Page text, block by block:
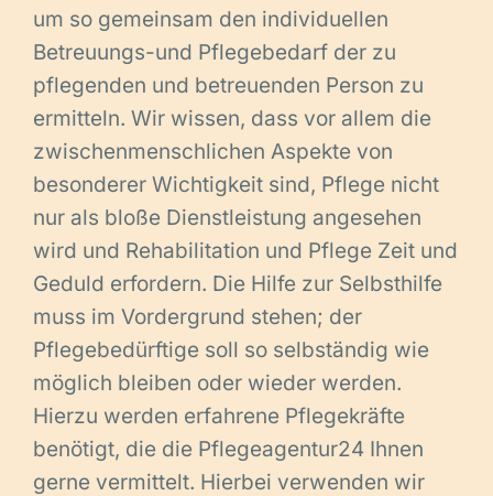
um so gemeinsam den individuellen
Betreuungs-und Pflegebedarf der zu
pflegenden und betreuenden Person zu
ermitteln. Wir wissen, dass vor allem die
zwischenmenschlichen Aspekte von
besonderer Wichtigkeit sind, Pflege nicht
nur als bloße Dienstleistung angesehen
wird und Rehabilitation und Pflege Zeit und
Geduld erfordern. Die Hilfe zur Selbsthilfe
muss im Vordergrund stehen; der
Pflegebedürftige soll so selbständig wie
möglich bleiben oder wieder werden.
Hierzu werden erfahrene Pflegekräfte
benötigt, die die Pflegeagentur24 Ihnen
gerne vermittelt. Hierbei verwenden wir